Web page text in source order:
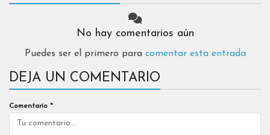
No hay comentarios aún
Puedes ser el primero para comentar esta entrada
DEJA UN COMENTARIO
Comentario *